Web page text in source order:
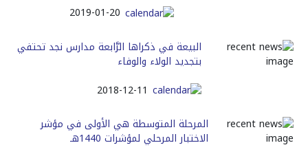
2019-01-20
البيعة في ذكراها الرَّابعة مدارس نجد تحتفي
بتجديد الولاء والوفاء
2018-12-11
المرحلة المتوسطة هي الأولى في مؤشر
الاختبار المرحلي لمؤشرات 1440هـ